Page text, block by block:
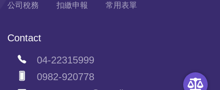
公司稅務 扣繳申報 常用表單
Contact
04-22315999
0982-920778